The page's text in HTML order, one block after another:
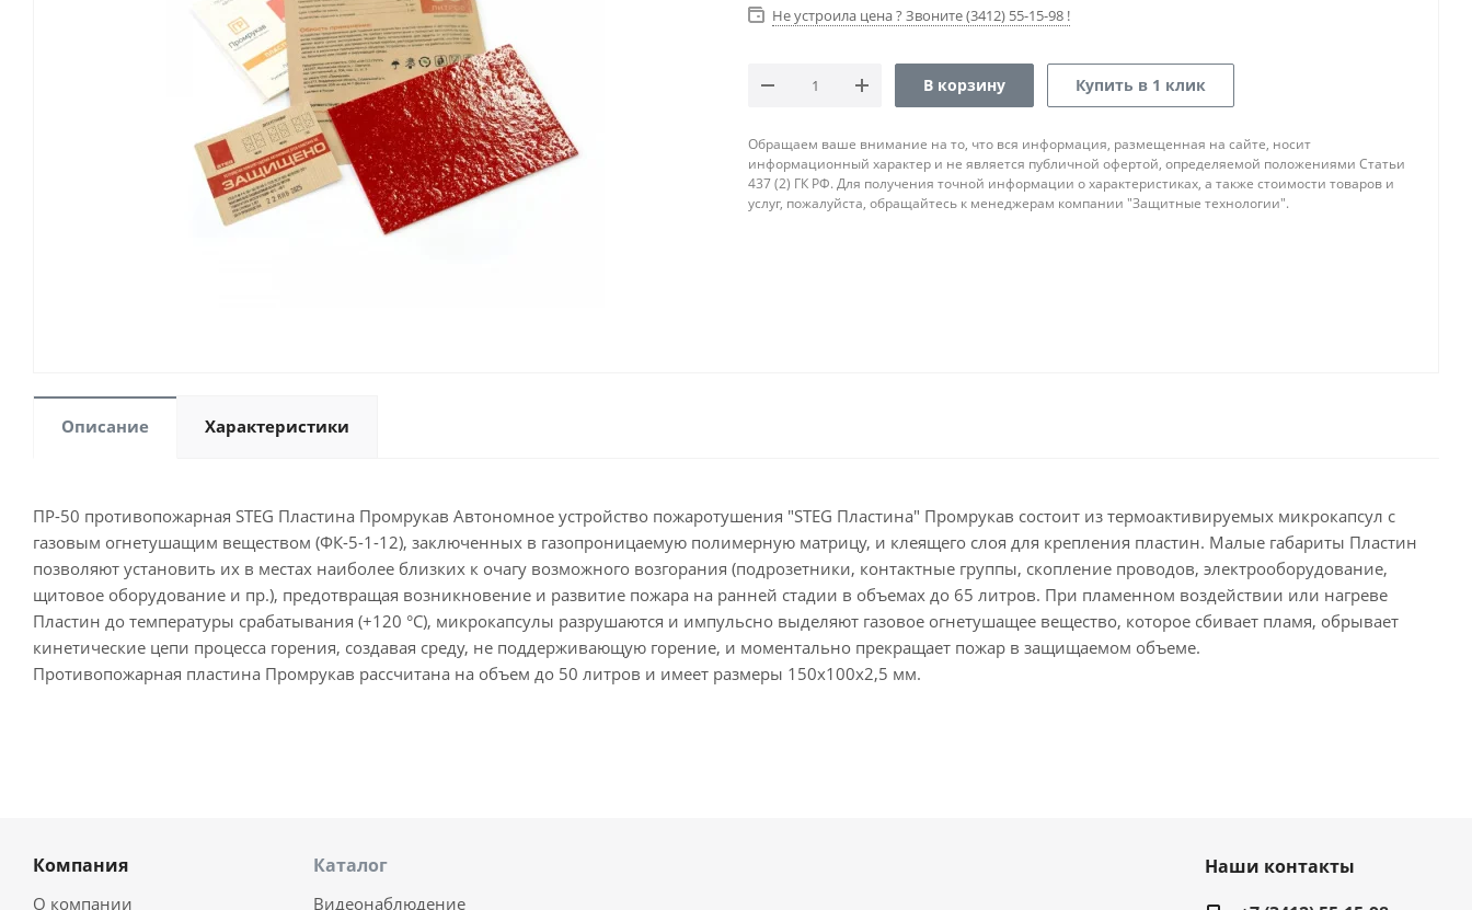
Не устроила цена ? Звоните (3412) 55-15-98 !
В корзину Купить в 1 клик
Обращаем ваше внимание на то, что вся информация, размещенная на сайте, носит
информационный характер и не является публичной офертой, определяемой положениями Статьи
437 (2) ГК РФ. Для получения точной информации о характеристиках, а также стоимости товаров и
услуг, пожалуйста, обращайтесь к менеджерам компании "Защитные технологии".
Описание Характеристики
ПР-50 противопожарная STEG Пластина Промрукав Автономное устройство пожаротушения "STEG Пластина" Промрукав состоит из термоактивируемых микрокапсул с
газовым огнетушащим веществом (ФК-5-1-12), заключенных в газопроницаемую полимерную матрицу, и клеящего слоя для крепления пластин. Малые габариты Пластин
позволяют установить их в местах наиболее близких к очагу возможного возгорания (подрозетники, контактные группы, скопление проводов, электрооборудование,
щитовое оборудование и пр.), предотвращая возникновение и развитие пожара на ранней стадии в объемах до 65 литров. При пламенном воздействии или нагреве
Пластин до температуры срабатывания (+120 °C), микрокапсулы разрушаются и импульсно выделяют газовое огнетушащее вещество, которое сбивает пламя, обрывает
кинетические цепи процесса горения, создавая среду, не поддерживающую горение, и моментально прекращает пожар в защищаемом объеме.
Противопожарная пластина Промрукав рассчитана на объем до 50 литров и имеет размеры 150х100х2,5 мм.
Компания
О компании
Каталог
Видеонаблюдение
Наши контакты